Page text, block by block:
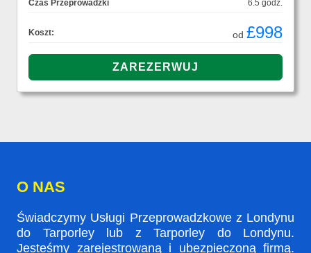
Czas Przeprowadzki
6.5 godz.
Koszt: od £998
O NAS
Świadczymy Usługi Przeprowadzkowe z Londynu
do Tarporley lub z Tarporley do Londynu.
Jesteśmy zarejestrowaną i ubezpieczoną firmą.